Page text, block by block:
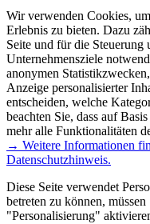
Wir verwenden Cookies,
Erlebnis zu bieten. Dazu
Seite und für die Steuerung
Unternehmensziele
anonymen
Anzeige personalisierter
entscheiden, welche
beachten Sie, dass auf
mehr alle Funktionalitäten
→ Weitere Informationen
Datenschutzhinweis.
Diese Seite verwendet
betreten zu können,
"Personalisierung"